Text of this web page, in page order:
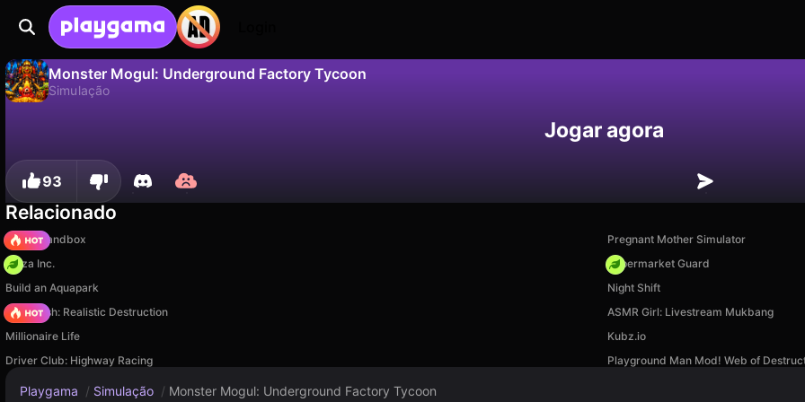
Monster Mogul: Underground Factory Tycoon
Simulação
Jogar agora
93
Relacionado
Melon Sandbox
Pregnant Mother Simulator
Pizza Inc.
Supermarket Guard
Build an Aquapark
Night Shift
Car Crush: Realistic Destruction
ASMR Girl: Livestream Mukbang
Millionaire Life
Kubz.io
Driver Club: Highway Racing
Playground Man Mod! Web of
Playgama / Simulação / Monster Mogul: Underground Factory Tycoon